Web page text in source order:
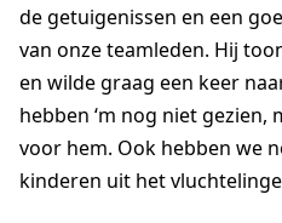
de getuigenissen en een
van onze teamleden. Hij
en wilde graag een keer
hebben ‘m nog niet gezien,
voor hem. Ook hebben we
kinderen uit het